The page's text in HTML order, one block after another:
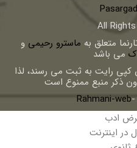
All
متعلق به ماسترو رحیمی و
می باشد
کپی رایت به ثبت می رسند، لذا
ذکر منبع ممنوع است
Rahmani-web
ادب
در اینترنت